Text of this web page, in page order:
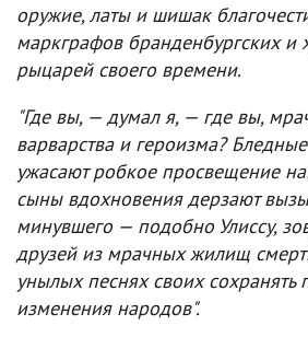
оружие, латы и шишак
маркграфов бранденбургских и
рыцарей своего времени.
"Где вы, — думал я, — где вы,
варварства и героизма?
ужасают робкое просвещение
сыны вдохновения дерзают
минувшего — подобно Улиссу,
друзей из мрачных жилищ
унылых песнях своих сохранять
изменения народов".